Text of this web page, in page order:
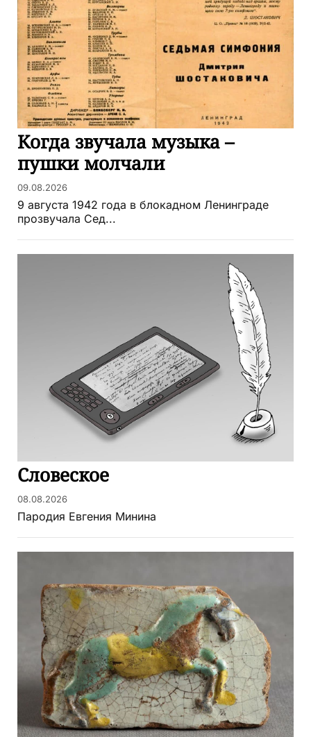
Когда звучала музыка –
пушки молчали
09.08.2026
9 августа 1942 года в блокадном Ленинграде
прозвучала Сед...
Словеское
08.08.2026
Пародия Евгения Минина